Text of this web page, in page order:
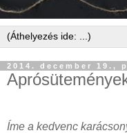
2014. december 19.,
Íme a kedvenc